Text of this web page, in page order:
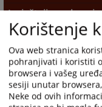
Plan nabavki
Izvještaji o nabavci
Izvještaji o nabavci
Odluke
Odluke o nabavci
Korištenje
Ova web stranica
pohranjivati i koristiti
browsera i vašeg
sesiji unutar
Neke od ovih